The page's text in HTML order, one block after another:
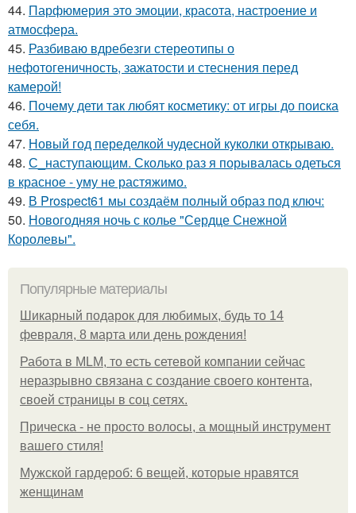
44. Парфюмерия это эмоции, красота, настроение и
атмосфера.
45. Разбиваю вдребезги стереотипы о
нефотогеничность, зажатости и стеснения перед
камерой!
46. Почему дети так любят косметику: от игры до поиска
себя.
47. Новый год переделкой чудесной куколки открываю.
48. С_наступающим. Сколько раз я порывалась одеться
в красное - уму не растяжимо.
49. В Prospect61 мы создаём полный образ под ключ:
50. Новогодняя ночь с колье "Сердце Снежной
Королевы".
Популярные материалы
Шикарный подарок для любимых, будь то 14
февраля, 8 марта или день рождения!
Работа в MLM, то есть сетевой компании сейчас
неразрывно связана с создание своего контента,
своей страницы в соц сетях.
Прическа - не просто волосы, а мощный инструмент
вашего стиля!
Мужской гардероб: 6 вещей, которые нравятся
женщинам